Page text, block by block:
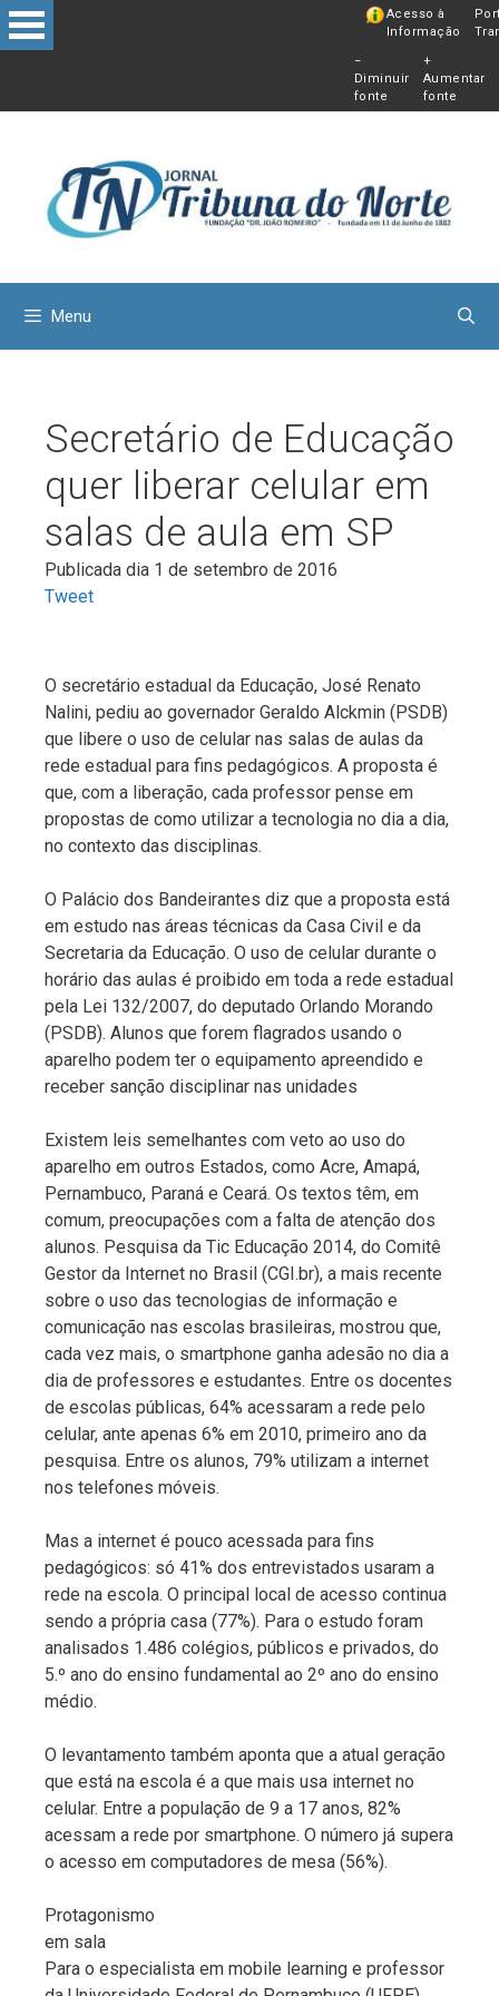
Pular
para
Acesso à
Informação
−
Diminuir
fonte
+
Aumentar
fonte
Menu
Secretário de Educação
quer liberar celular em
salas de aula em SP
Publicada dia 1 de setembro de 2016
Tweet
O secretário estadual da Educação, José Renato
Nalini, pediu ao governador Geraldo Alckmin (PSDB)
que libere o uso de celular nas salas de aulas da
rede estadual para fins pedagógicos. A proposta é
que, com a liberação, cada professor pense em
propostas de como utilizar a tecnologia no dia a dia,
no contexto das disciplinas.
O Palácio dos Bandeirantes diz que a proposta está
em estudo nas áreas técnicas da Casa Civil e da
Secretaria da Educação. O uso de celular durante o
horário das aulas é proibido em toda a rede estadual
pela Lei 132/2007, do deputado Orlando Morando
(PSDB). Alunos que forem flagrados usando o
aparelho podem ter o equipamento apreendido e
receber sanção disciplinar nas unidades
Existem leis semelhantes com veto ao uso do
aparelho em outros Estados, como Acre, Amapá,
Pernambuco, Paraná e Ceará. Os textos têm, em
comum, preocupações com a falta de atenção dos
alunos. Pesquisa da Tic Educação 2014, do Comitê
Gestor da Internet no Brasil (CGI.br), a mais recente
sobre o uso das tecnologias de informação e
comunicação nas escolas brasileiras, mostrou que,
cada vez mais, o smartphone ganha adesão no dia a
dia de professores e estudantes. Entre os docentes
de escolas públicas, 64% acessaram a rede pelo
celular, ante apenas 6% em 2010, primeiro ano da
pesquisa. Entre os alunos, 79% utilizam a internet
nos telefones móveis.
Mas a internet é pouco acessada para fins
pedagógicos: só 41% dos entrevistados usaram a
rede na escola. O principal local de acesso continua
sendo a própria casa (77%). Para o estudo foram
analisados 1.486 colégios, públicos e privados, do
5.º ano do ensino fundamental ao 2º ano do ensino
médio.
O levantamento também aponta que a atual geração
que está na escola é a que mais usa internet no
celular. Entre a população de 9 a 17 anos, 82%
acessam a rede por smartphone. O número já supera
o acesso em computadores de mesa (56%).
Protagonismo
em sala
Para o especialista em mobile learning e professor